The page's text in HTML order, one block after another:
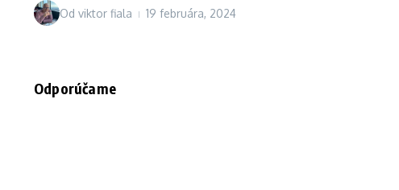
Od viktor fiala 19 februára, 2024
Odporúčame